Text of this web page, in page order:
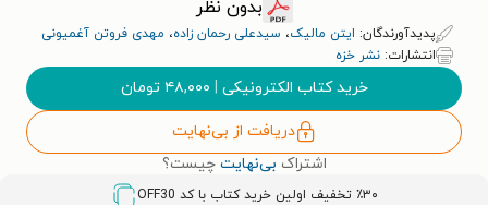
بدون نظر
پدیدآورندگان: ایتن مالیک، سیدعلی رحمان زاده، مهدی فروتن آغمیونی
انتشارات: نشر خزه
خرید کتاب الکترونیکی | ۴۸,۰۰۰ تومان
دریافت از بی‌نهایت
اشتراک بی‌نهایت چیست؟
٪۳۰ تخفیف اولین خرید کتاب با کد OFF30